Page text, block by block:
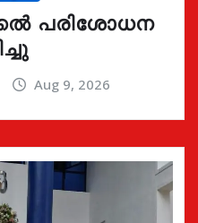
പരിശോധന
Aug 9, 2026